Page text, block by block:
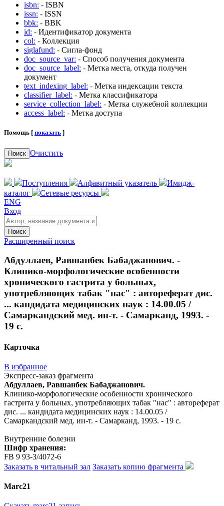
isbn: - ISBN
issn: - ISSN
bbk: - BBK
id: - Идентификатор документа
col: - Коллекция
siglafund: - Сигла-фонд
doc_source_var: - Способ получения документа
doc_source_label: - Метка места, откуда получен
документ
text_indexing_label: - Метка индексации текста
classifier_label: - Метка классификатора
service_collection_label: - Метка служебной коллекции
access_label: - Метка доступа
Помощь [ показать ]
Поиск Очистить
Поступления Алфавитный указатель
Имидж-
каталог
Сетевые ресурсы
ENG
Вход
Поиск
Расширенный поиск
Абдуллаев, Равшанбек Бабаджанович. -
Клинико-морфологические особенности
хронического гастрита у больных,
употребляющих табак "нас" : автореферат дис.
... кандидата медицинских наук : 14.00.05 /
Самаркандский мед. ин-т. - Самарканд, 1993. -
19 с.
Карточка
В избранное
Экспресс-заказ фрагмента
Абдуллаев, Равшанбек Бабаджанович.
Клинико-морфологические особенности хронического
гастрита у больных, употребляющих табак "нас" : автореферат
дис. ... кандидата медицинских наук : 14.00.05 /
Самаркандский мед. ин-т. - Самарканд, 1993. - 19 с.
Внутренние болезни
Шифр хранения:
FB 9 93-3/4072-6
Заказать в читальный зал Заказать копию фрагмента
Marc21